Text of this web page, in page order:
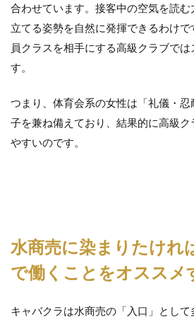
合わせています。接客中の空気を読
立てる姿勢を自然に発揮できるわけ
員クラスを相手にする高級クラブで
す。
つまり、体育会系の女性は「礼儀・
子を兼ね備えており、結果的に高級
やすいのです。
水商売に染まりたけれ
で働くことをオススメ
キャバクラは水商売の「入口」とし